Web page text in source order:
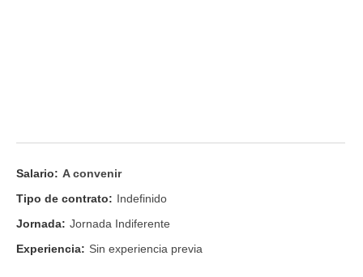
Salario: A convenir
Tipo de contrato: Indefinido
Jornada: Jornada Indiferente
Experiencia: Sin experiencia previa